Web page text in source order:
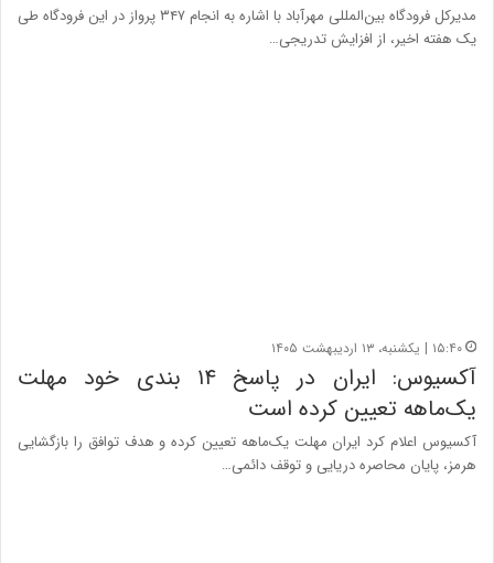
مدیرکل فرودگاه بین‌المللی مهرآباد با اشاره به انجام ۳۴۷ پرواز در این فرودگاه طی
یک هفته اخیر، از افزایش تدریجی…
۱۵:۴۰ | یکشنبه، ۱۳ اردیبهشت ۱۴۰۵
آکسیوس: ایران در پاسخ ۱۴ بندی خود مهلت
یک‌ماهه تعیین کرده است
آکسیوس اعلام کرد ایران مهلت یک‌ماهه تعیین کرده و هدف توافق را بازگشایی
هرمز، پایان محاصره دریایی و توقف دائمی…